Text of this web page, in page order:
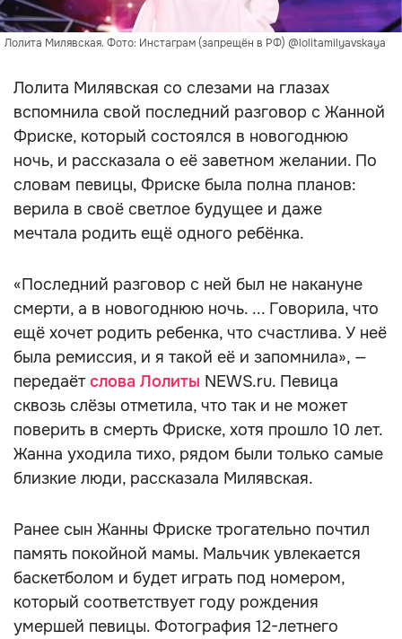
Лолита Милявская. Фото: Инстаграм (запрещён в РФ) @lolitamilyavskaya
Лолита Милявская со слезами на глазах
вспомнила свой последний разговор с Жанной
Фриске, который состоялся в новогоднюю
ночь, и рассказала о её заветном желании. По
словам певицы, Фриске была полна планов:
верила в своё светлое будущее и даже
мечтала родить ещё одного ребёнка.
«Последний разговор с ней был не накануне
смерти, а в новогоднюю ночь. ... Говорила, что
ещё хочет родить ребенка, что счастлива. У неё
была ремиссия, и я такой её и запомнила», —
передаётслова Лолиты NEWS.ru. Певица
сквозь слёзы отметила, что так и не может
поверить в смерть Фриске, хотя прошло 10 лет.
Жанна уходила тихо, рядом были только самые
близкие люди, рассказала Милявская.
Ранее сын Жанны Фриске трогательно почтил
память покойной мамы. Мальчик увлекается
баскетболом и будет играть под номером,
который соответствует году рождения
умершей певицы. Фотография 12-летнего